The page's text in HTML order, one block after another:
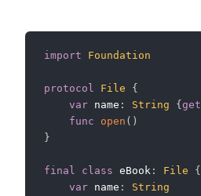
import Foundation
protocol File
{
var name : String {get
func
open ( )
}
final class eBook : File
{
var name :
String